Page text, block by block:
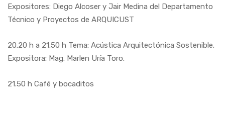
Expositores: Diego Alcoser y Jair Medina del Departamento
Técnico y Proyectos de ARQUICUST
20.20 h a 21.50 h Tema: Acústica Arquitectónica Sostenible.
Expositora: Mag. Marlen Uría Toro.
21.50 h Café y bocaditos